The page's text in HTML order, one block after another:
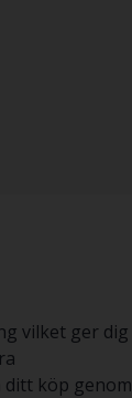
vilket ger dig
ditt köp genom